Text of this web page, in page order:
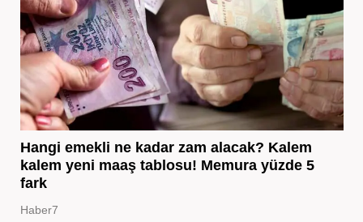
Hangi emekli ne kadar zam alacak? Kalem
kalem yeni maaş tablosu! Memura yüzde 5
fark
Haber7